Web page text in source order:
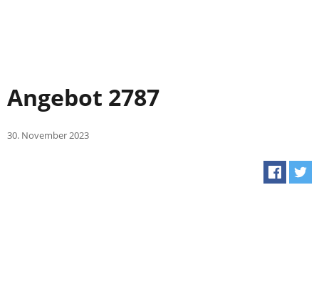
Angebot 2787
30. November 2023